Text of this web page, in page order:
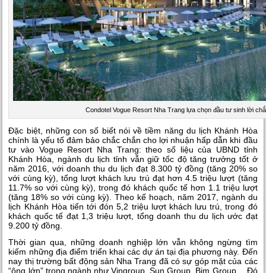
Condotel Vogue Resort Nha Trang lựa chọn đầu tư sinh lời
Đặc biệt, những con số biết nói về tiềm năng du lịch Khánh Hòa
chính là yếu tố đảm bảo chắc chắn cho lợi nhuận hấp dẫn khi đầu
tư vào Vogue Resort Nha Trang: theo số liệu của UBND tỉnh
Khánh Hòa, ngành du lịch tỉnh vẫn giữ tốc độ tăng trưởng tốt ở
năm 2016, với doanh thu du lịch đạt 8.300 tỷ đồng (tăng 20% so
với cùng kỳ), tổng lượt khách lưu trú đạt hơn 4.5 triệu lượt (tăng
11.7% so với cùng kỳ), trong đó khách quốc tế hơn 1.1 triệu lượt
(tăng 18% so với cùng kỳ). Theo kế hoạch, năm 2017, ngành du
lịch Khánh Hòa tiến tới đón 5,2 triệu lượt khách lưu trú, trong đó
khách quốc tế đạt 1,3 triệu lượt, tổng doanh thu du lịch ước đạt
9.200 tỷ đồng.
Thời gian qua, những doanh nghiệp lớn vẫn không ngừng tìm
kiếm những địa điểm triển khai các dự án tại địa phương này. Đến
nay thị trường bất động sản Nha Trang đã có sự góp mặt của các
“ông lớn” trong ngành như Vingroup, Sun Group, Bim Group,…Đó